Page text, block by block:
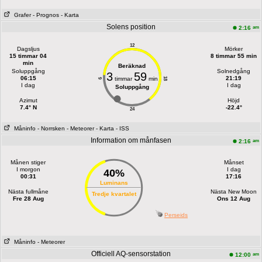
Grafer - Prognos - Karta
Solens position 2:16 am
Dagsljus
15 timmar 04
min
Soluppgång
06:15
I dag
Azimut
7.4° N
12
24
6 18
Beräknad
3timmar 59min
Soluppgång
Mörker
8 timmar 55 min
Solnedgång
21:19
I dag
Höjd
-22.4°
Måninfo - Norrsken - Meteorer - Karta - ISS
Information om månfasen 2:16 am
Månen stiger
I morgon
00:31
Nästa fullmåne
Fre 28 Aug
40%
Luminans
Tredje kvartalet
Månset
I dag
17:16
Nästa New Moon
Ons 12 Aug
Perseids
Måninfo - Meteorer
Officiell AQ-sensorstation 12:00 am